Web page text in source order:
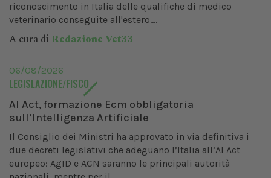
riconoscimento in Italia delle qualifiche di medico
veterinario conseguite all'estero....
A cura di Redazione Vet33
06/08/2026
LEGISLAZIONE/FISCO
AI Act, formazione Ecm obbligatoria
sull’Intelligenza Artificiale
Il Consiglio dei Ministri ha approvato in via definitiva i
due decreti legislativi che adeguano l’Italia all’AI Act
europeo: AgID e ACN saranno le principali autorità